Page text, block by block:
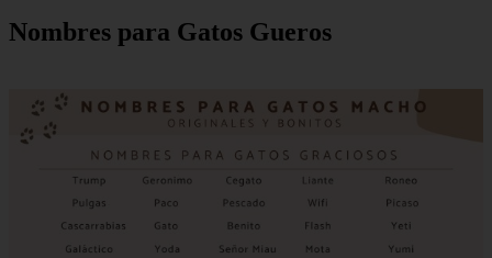
Nombres para Gatos Gueros